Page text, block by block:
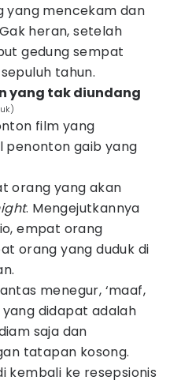
yang mencekam dan
heran, setelah
gedung sempat
tahun.
yang tak diundang
film yang
penonton gaib yang
orang yang akan
. Mengejutkannya
empat orang
orang yang duduk di
menegur, ‘maaf,
yang didapat adalah
saja dan
tatapan kosong.
kembali ke resepsionis